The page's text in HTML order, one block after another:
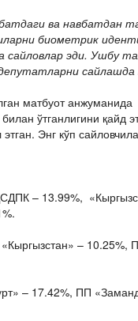
ва навбатдан
биометрик
сайловлар эди. Ушбу
матбуот
ўтганлигини қайд
Энг кўп
– 13.99%,
– 10.25%,
– 17.42%, ПП